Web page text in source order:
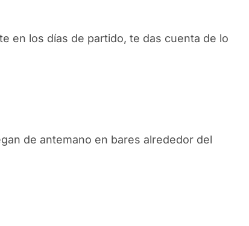
en los días de partido, te das cuenta de lo
de antemano en bares alrededor del